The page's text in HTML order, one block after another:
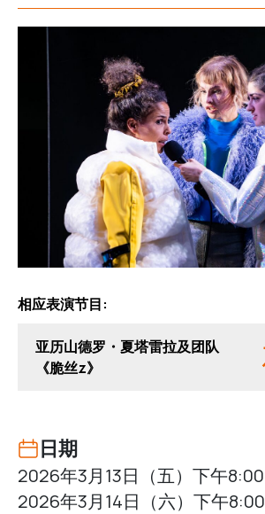
相应表演节目:
亚历山德罗・夏塔雷拉及团队
《脆丝z》
日期
2026年3月13日（五）下午8:00
2026年3月14日（六）下午8:00